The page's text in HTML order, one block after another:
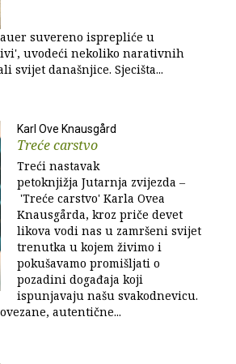
suvereno isprepliće u
uvodeći nekoliko narativnih
svijet današnjice. Sjecišta...
Karl Ove Knausgård
Treće carstvo
Treći nastavak
petoknjižja Jutarnja zvijezda ‒
'Treće carstvo' Karla Ovea
Knausgårda, kroz priče devet
likova vodi nas u zamršeni svijet
trenutka u kojem živimo i
pokušavamo promišljati o
pozadini događaja koji
ispunjavaju našu svakodnevicu.
autentične...